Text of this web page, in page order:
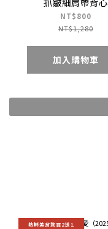
NT$800
NT$1,280
加入購物車
熱銷美背款買2送1